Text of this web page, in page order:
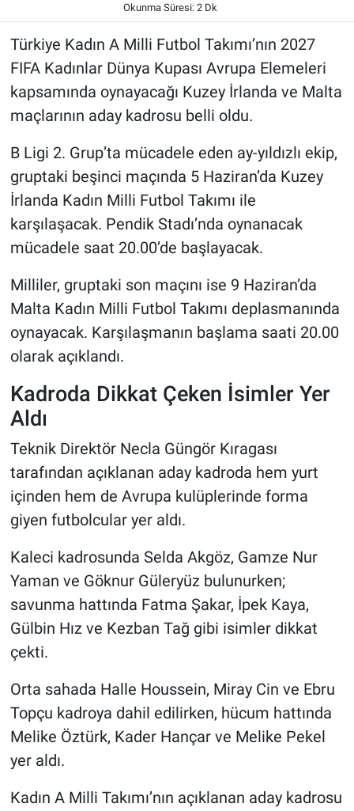
Okunma Süresi: 2 Dk
Türkiye Kadın A Milli Futbol Takımı’nın 2027
FIFA Kadınlar Dünya Kupası Avrupa Elemeleri
kapsamında oynayacağı Kuzey İrlanda ve Malta
maçlarının aday kadrosu belli oldu.
B Ligi 2. Grup’ta mücadele eden ay-yıldızlı ekip,
gruptaki beşinci maçında 5 Haziran’da Kuzey
İrlanda Kadın Milli Futbol Takımı ile
karşılaşacak. Pendik Stadı’nda oynanacak
mücadele saat 20.00’de başlayacak.
Milliler, gruptaki son maçını ise 9 Haziran’da
Malta Kadın Milli Futbol Takımı deplasmanında
oynayacak. Karşılaşmanın başlama saati 20.00
olarak açıklandı.
Kadroda Dikkat Çeken İsimler Yer
Aldı
Teknik Direktör Necla Güngör Kıragası
tarafından açıklanan aday kadroda hem yurt
içinden hem de Avrupa kulüplerinde forma
giyen futbolcular yer aldı.
Kaleci kadrosunda Selda Akgöz, Gamze Nur
Yaman ve Göknur Güleryüz bulunurken;
savunma hattında Fatma Şakar, İpek Kaya,
Gülbin Hız ve Kezban Tağ gibi isimler dikkat
çekti.
Orta sahada Halle Houssein, Miray Cin ve Ebru
Topçu kadroya dahil edilirken, hücum hattında
Melike Öztürk, Kader Hançar ve Melike Pekel
yer aldı.
Kadın A Milli Takımı’nın açıklanan aday kadrosu